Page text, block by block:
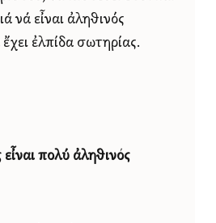
νά εἶναι ἀληθινός
ἐλπίδα σωτηρίας.
πολύ ἀληθινός